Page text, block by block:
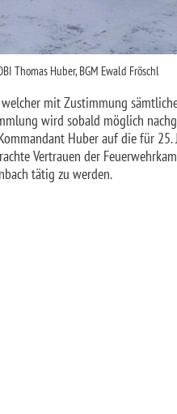
Thomas Huber, BGM Ewald Fröschl
mit Zustimmung
wird sobald möglich
Huber auf die für
Vertrauen der
tätig zu werden.